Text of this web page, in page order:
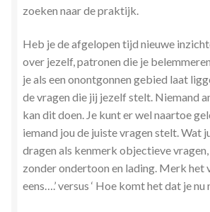
Winkel
Winkelwagen
Zielsgeoriënteerde Jobcoaching
zoeken naar de praktijk.
Heb je de afgelopen tijd nieuwe
over jezelf, patronen die je
je als een onontgonnen gebied laat
de vragen die jij jezelf stelt. Niemand
kan dit doen. Je kunt er wel naartoe
iemand jou de juiste vragen stelt. Wat
dragen als kenmerk objectieve
zonder ondertoon en lading. Merk het
eens….’ versus ‘ Hoe komt het dat je nu